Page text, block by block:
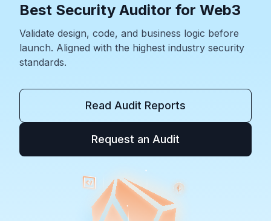
Visualize Transactions With
Phalcon Explorer
Use the Most Trusted Multi-Chain Explorer. Dive
into Transactions to Act Wisely.
Explore Phalcon Explorer